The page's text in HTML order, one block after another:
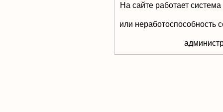
На сайте работает
или неработоспособность